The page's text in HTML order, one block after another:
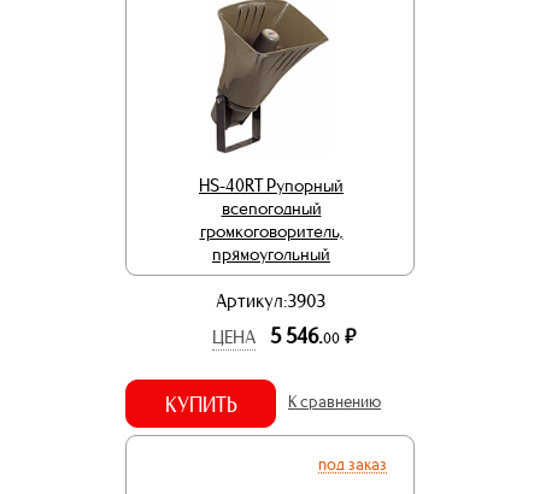
HS-40RT Рупорный
всепогодный
громкоговоритель,
прямоугольный
Артикул:3903
ЦЕНА
5 546.00 р.
КУПИТЬ К сравнению
под заказ